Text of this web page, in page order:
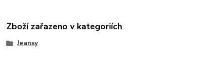
Zboží zařazeno v kategoriích
Jeansy